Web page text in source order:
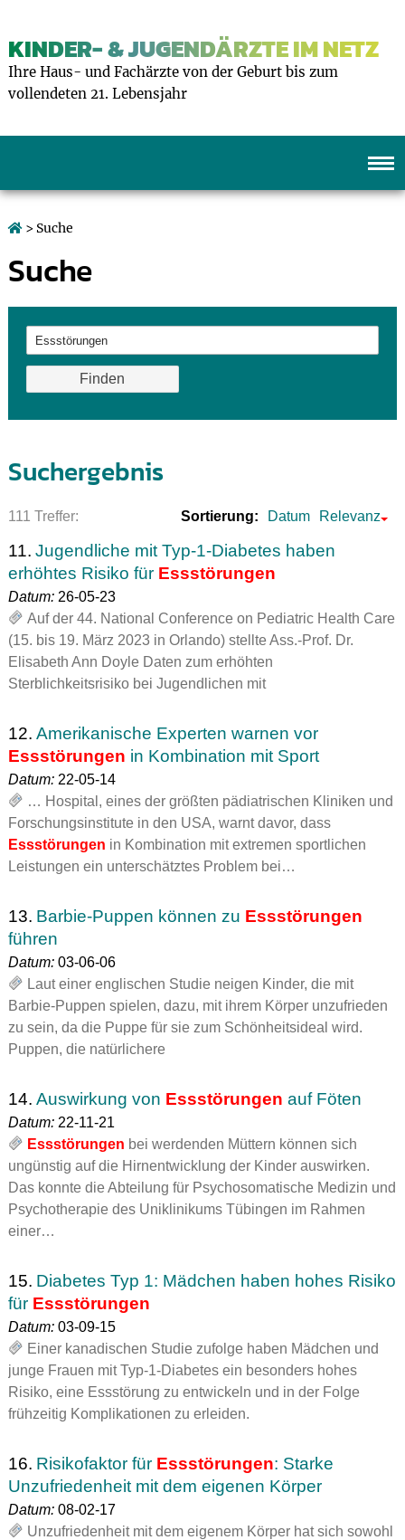
KINDER- & JUGENDÄRZTE IM NETZ
Ihre Haus- und Fachärzte von der Geburt bis zum
vollendeten 21. Lebensjahr
> Suche
Suche
Suchergebnis
111 Treffer: Sortierung: Datum Relevanz
11. Jugendliche mit Typ-1-Diabetes haben
erhöhtes Risiko für Essstörungen
Datum:26-05-23
Auf der 44. National Conference on Pediatric Health Care
(15. bis 19. März 2023 in Orlando) stellte Ass.-Prof. Dr.
Elisabeth Ann Doyle Daten zum erhöhten
Sterblichkeitsrisiko bei Jugendlichen mit
12. Amerikanische Experten warnen vor
Essstörungen in Kombination mit Sport
Datum:22-05-14
… Hospital, eines der größten pädiatrischen Kliniken und
Forschungsinstitute in den USA, warnt davor, dass
Essstörungen in Kombination mit extremen sportlichen
Leistungen ein unterschätztes Problem bei…
13. Barbie-Puppen können zu Essstörungen
führen
Datum:03-06-06
Laut einer englischen Studie neigen Kinder, die mit
Barbie-Puppen spielen, dazu, mit ihrem Körper unzufrieden
zu sein, da die Puppe für sie zum Schönheitsideal wird.
Puppen, die natürlichere
14. Auswirkung von Essstörungen auf Föten
Datum:22-11-21
Essstörungen bei werdenden Müttern können sich
ungünstig auf die Hirnentwicklung der Kinder auswirken.
Das konnte die Abteilung für Psychosomatische Medizin und
Psychotherapie des Uniklinikums Tübingen im Rahmen
einer…
15. Diabetes Typ 1: Mädchen haben hohes Risiko
für Essstörungen
Datum:03-09-15
Einer kanadischen Studie zufolge haben Mädchen und
junge Frauen mit Typ-1-Diabetes ein besonders hohes
Risiko, eine Essstörung zu entwickeln und in der Folge
frühzeitig Komplikationen zu erleiden.
16. Risikofaktor für Essstörungen: Starke
Unzufriedenheit mit dem eigenen Körper
Datum:08-02-17
Unzufriedenheit mit dem eigenem Körper hat sich sowohl